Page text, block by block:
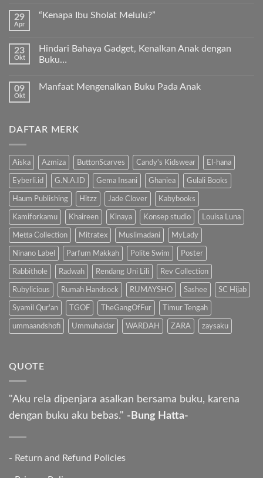
Premium
komentar
pada
ajari
anak
kita
29
Apr
“Kenapa Ibu Sholat Melulu?”
pada
“Kenapa
23
Okt
Hindari Bahaya Gadget, Kenalkan Anak dengan
Buku…
komentar
Kenalkan
Anak
09
Okt
Manfaat Mengenalkan Buku Pada Anak
Manfaat
Anak
DAFTAR MERK
Aiska Azmiza ButtonScarves Candy's Kidswear El-hana
Eyberli.id G.N.A.ID Gema Insani Ghaniea Gulali Books
Haum Publishing Hitzz Jade Clover Kabybooks
Kamiforkamu Khaireen Kinaya Konsep studio Louisa Luna
Metta Collection Mitratex Muslimadani MyLady
Ninano Label Parfum Makkah Polite Swim Poster
Rabbithole Radwah Rendang Uni Lili Rev Collection
Rubylicious Rumah Handsock RUMAYSHO Sashee SC Hijab
Syamil Qur'an TGOF TheGangOfFur Timur Tengah
ummaandshofi Ummuhaidar WARDAH ZARA zaysaku
QUOTE
"Aku rela dipenjara asalkan bersama buku, karena
dengan buku aku bebas." -Bung Hatta-
- Return and Refund Policies